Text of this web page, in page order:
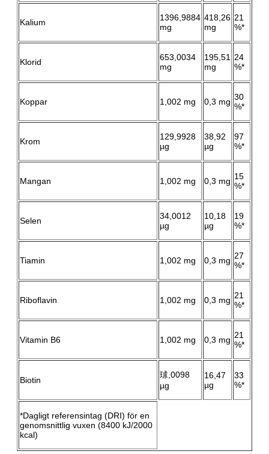
Kalium
1396,9884
mg
418,26
mg
21
%*
Klorid
653,0034
mg
195,51
mg
24
%*
Koppar 1,002 mg 0,3 mg 30
%*
Krom
129,9928
µg
38,92
µg
97
%*
Mangan 1,002 mg 0,3 mg 15
%*
Selen
34,0012
µg
10,18
µg
19
%*
Tiamin 1,002 mg 0,3 mg 27
%*
Riboflavin 1,002 mg 0,3 mg 21
%*
Vitamin B6 1,002 mg 0,3 mg 21
%*
Biotin
㺷,0098
µg
16,47
µg
33
%*
*Dagligt referensintag (DRI) för en
genomsnittlig vuxen (8400 kJ/2000
kcal)